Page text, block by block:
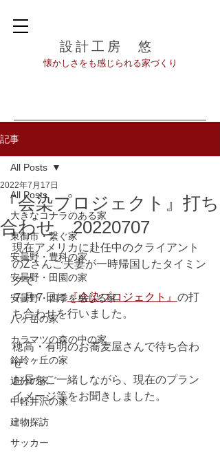
設計工房 悠
​懐かしさをも感じられる家づくり
記事
All Posts
大きなコナラのある家
東御市・繋ぐ家
安曇野・豊科の家
安曇野・田園の家
安曇野・四季を感じる家
八ヶ岳の家
カラマツの森の中の家
鈴玲ヶ丘の家
追分の家
中軽井沢の家
建物探訪
サッカー
All Posts
『会染プロジェクト』打ち
合わせ 20220707
2022年7月17日
現在アメリカに赴任中のクライアント
のZさんご夫妻が一時帰国したタイミン
グで
７月７日に『会染プロジェクト』 の打
ち合わせを行いました。
穂高・有明のお蕎麦屋さんで待ち合わ
せ
お昼をご一緒しながら、現在のプラン
イメージ等をお聞きしました。